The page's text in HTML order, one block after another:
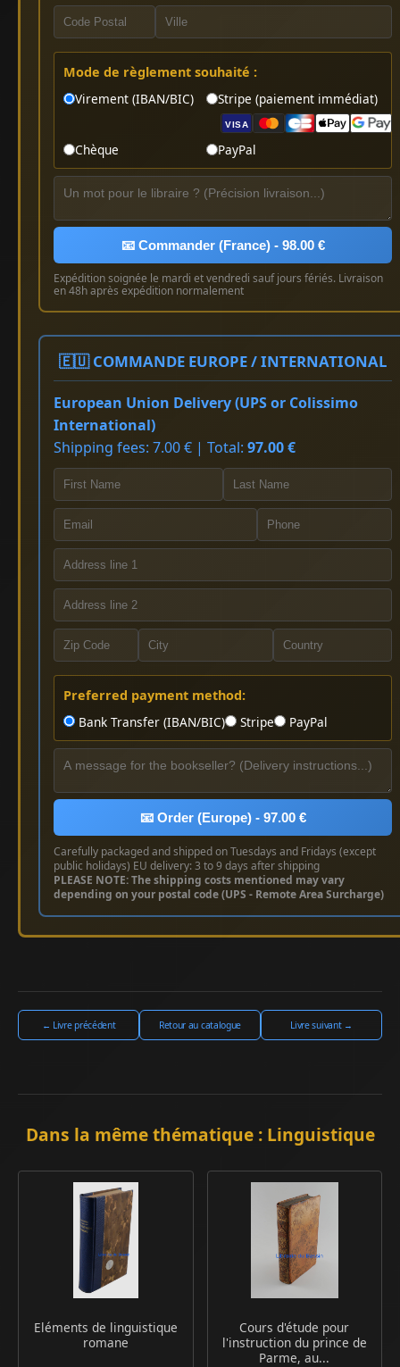
Mode de règlement souhaité :
Virement (IBAN/BIC)
Stripe (paiement immédiat)
VISA
Chèque PayPal
📧 Commander (France) - 98.00 €
Expédition soignée le mardi et vendredi sauf jours fériés. Livraison
en 48h après expédition normalement
🇪🇺 COMMANDE EUROPE / INTERNATIONAL
European Union Delivery (UPS or Colissimo
International)
Shipping fees: 7.00 € | Total: 97.00 €
Preferred payment method:
Bank Transfer (IBAN/BIC)
Stripe PayPal
📧 Order (Europe) - 97.00 €
Carefully packaged and shipped on Tuesdays and Fridays (except
public holidays) EU delivery: 3 to 9 days after shipping
PLEASE NOTE: The shipping costs mentioned may vary
depending on your postal code (UPS - Remote Area Surcharge)
← Livre précédent Retour au catalogue Livre suivant →
Dans la même thématique : Linguistique
Eléments de linguistique
romane
Cours d'étude pour
l'instruction du prince de
Parme, au...